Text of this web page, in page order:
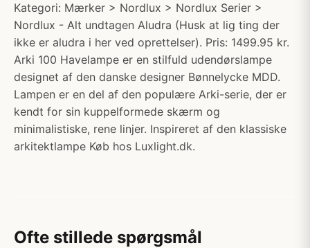
Kategori: Mærker > Nordlux > Nordlux Serier >
Nordlux - Alt undtagen Aludra (Husk at lig ting der
ikke er aludra i her ved oprettelser). Pris: 1499.95 kr.
Arki 100 Havelampe er en stilfuld udendørslampe
designet af den danske designer Bønnelycke MDD.
Lampen er en del af den populære Arki-serie, der er
kendt for sin kuppelformede skærm og
minimalistiske, rene linjer. Inspireret af den klassiske
arkitektlampe Køb hos Luxlight.dk.
Ofte stillede spørgsmål